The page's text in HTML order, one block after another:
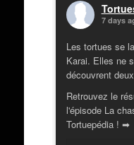
7 days
Les tortues se
Karai. Elles ne
découvrent
Retrouvez le
l'épisode La
Tortuepédia ! ➡